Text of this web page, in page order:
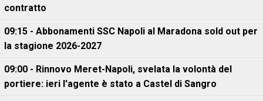
contratto
09:15 - Abbonamenti SSC Napoli al Maradona sold out per
la stagione 2026-2027
09:00 - Rinnovo Meret-Napoli, svelata la volontà del
portiere: ieri l'agente è stato a Castel di Sangro